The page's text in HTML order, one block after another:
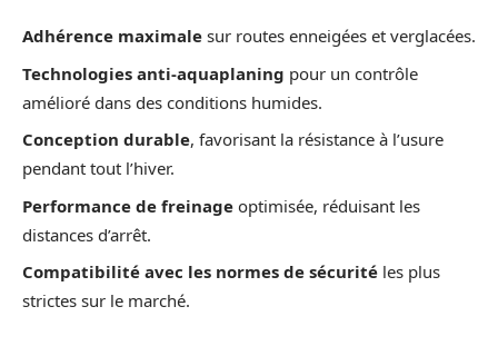
Adhérence maximale sur routes enneigées et verglacées.
Technologies anti-aquaplaning pour un contrôle
amélioré dans des conditions humides.
Conception durable, favorisant la résistance à l’usure
pendant tout l’hiver.
Performance de freinage optimisée, réduisant les
distances d’arrêt.
Compatibilité avec les normes de sécurité les plus
strictes sur le marché.